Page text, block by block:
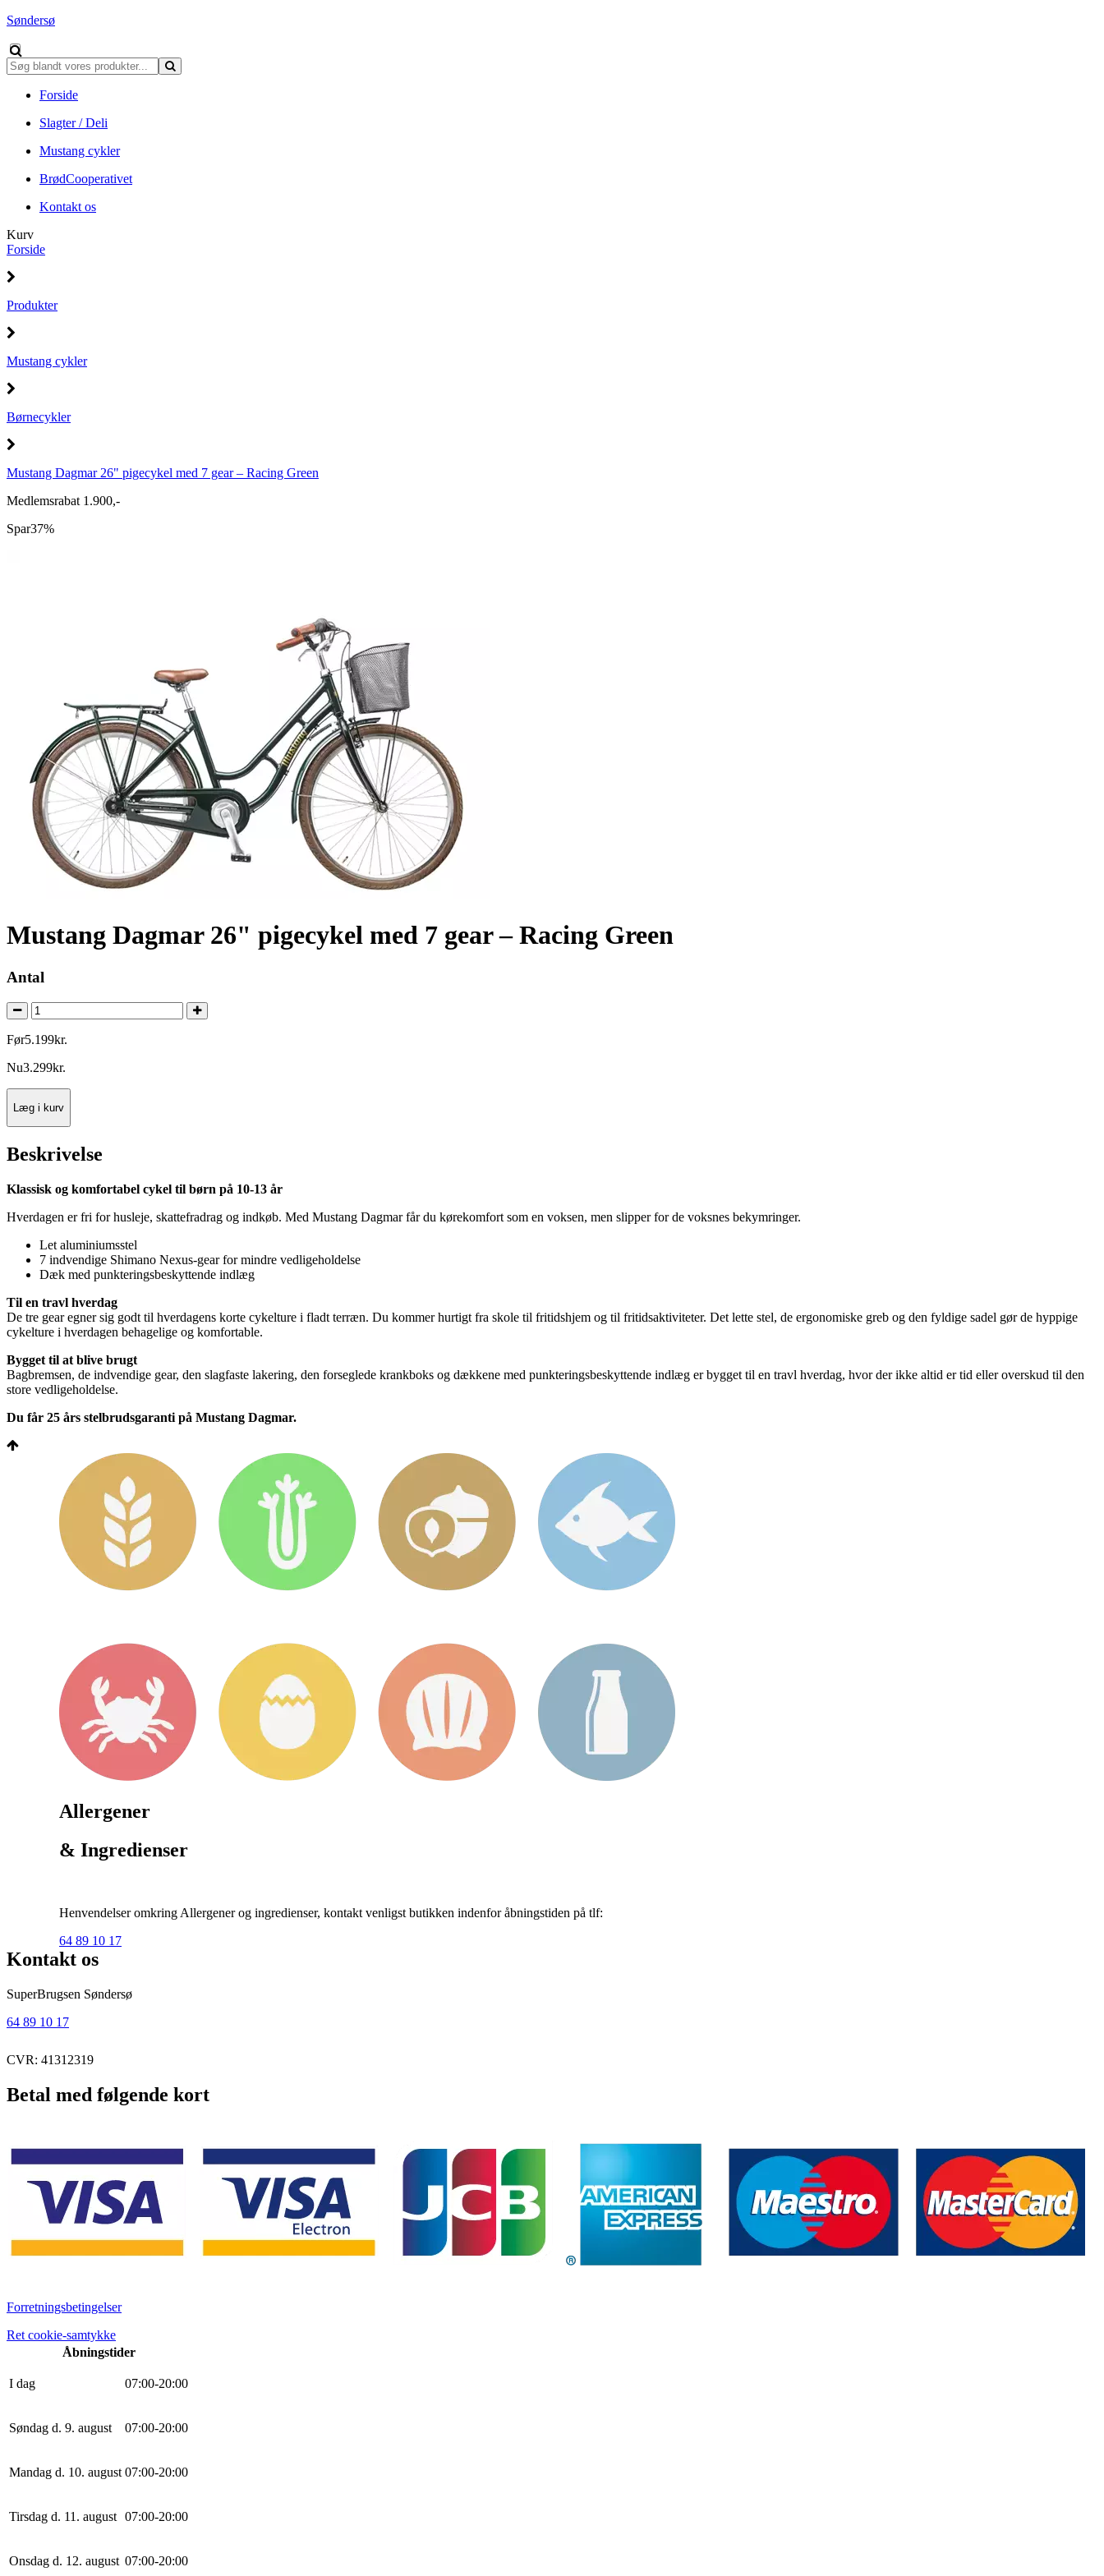
Søndersø
Forside
Slagter / Deli
Mustang cykler
BrødCooperativet
Kontakt os
Kurv
Forside
Produkter
Mustang cykler
Børnecykler
Mustang Dagmar 26" pigecykel med 7 gear – Racing Green
Medlemsrabat 1.900,-
Spar37%
Mustang Dagmar 26" pigecykel med 7 gear – Racing Green
Antal
Før5.199kr.
Nu3.299kr.
Læg i kurv
Beskrivelse
Klassisk og komfortabel cykel til børn på 10-13 år
Hverdagen er fri for husleje, skattefradrag og indkøb. Med Mustang Dagmar får du kørekomfort som en voksen, men slipper for de voksnes bekymringer.
Let aluminiumsstel
7 indvendige Shimano Nexus-gear for mindre vedligeholdelse
Dæk med punkteringsbeskyttende indlæg
Til en travl hverdag
De tre gear egner sig godt til hverdagens korte cykelture i fladt terræn. Du kommer hurtigt fra skole til fritidshjem og til fritidsaktiviteter. Det lette stel, de ergonomiske greb og den fyldige sadel gør de hyppige
cykelture i hverdagen behagelige og komfortable.
Bygget til at blive brugt
Bagbremsen, de indvendige gear, den slagfaste lakering, den forseglede krankboks og dækkene med punkteringsbeskyttende indlæg er bygget til en travl hverdag, hvor der ikke altid er tid eller overskud til den
store vedligeholdelse.
Du får 25 års stelbrudsgaranti på Mustang Dagmar.
Allergener
& Ingredienser
Henvendelser omkring Allergener og ingredienser, kontakt venligst butikken indenfor åbningstiden på tlf:
64 89 10 17
Kontakt os
SuperBrugsen Søndersø
64 89 10 17
CVR: 41312319
Betal med følgende kort
Forretningsbetingelser
Ret cookie-samtykke
Åbningstider
I dag 07:00-20:00
Søndag d. 9. august 07:00-20:00
Mandag d. 10. august 07:00-20:00
Tirsdag d. 11. august 07:00-20:00
Onsdag d. 12. august 07:00-20:00